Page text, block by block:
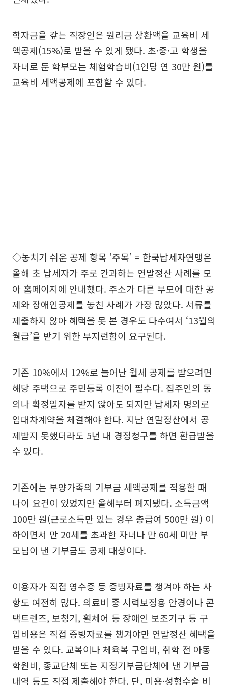
학자금을 갚는 직장인은 원리금 상환액을 교육비 세
액공제(15%)로 받을 수 있게 됐다. 초·중·고 학생을
자녀로 둔 학부모는 체험학습비(1인당 연 30만 원)를
교육비 세액공제에 포함할 수 있다.
◇놓치기 쉬운 공제 항목 ‘주목’ = 한국납세자연맹은
올해 초 납세자가 주로 간과하는 연말정산 사례를 모
아 홈페이지에 안내했다. 주소가 다른 부모에 대한 공
제와 장애인공제를 놓친 사례가 가장 많았다. 서류를
제출하지 않아 혜택을 못 본 경우도 다수여서 ‘13월의
월급’을 받기 위한 부지런함이 요구된다.
기존 10%에서 12%로 늘어난 월세 공제를 받으려면
해당 주택으로 주민등록 이전이 필수다. 집주인의 동
의나 확정일자를 받지 않아도 되지만 납세자 명의로
임대차계약을 체결해야 한다. 지난 연말정산에서 공
제받지 못했더라도 5년 내 경정청구를 하면 환급받을
수 있다.
기존에는 부양가족의 기부금 세액공제를 적용할 때
나이 요건이 있었지만 올해부터 폐지됐다. 소득금액
100만 원(근로소득만 있는 경우 총급여 500만 원) 이
하이면서 만 20세를 초과한 자녀나 만 60세 미만 부
모님이 낸 기부금도 공제 대상이다.
이용자가 직접 영수증 등 증빙자료를 챙겨야 하는 사
항도 여전히 많다. 의료비 중 시력보정용 안경이나 콘
택트렌즈, 보청기, 휠체어 등 장애인 보조기구 등 구
입비용은 직접 증빙자료를 챙겨야만 연말정산 혜택을
받을 수 있다. 교복이나 체육복 구입비, 취학 전 아동
학원비, 종교단체 또는 지정기부금단체에 낸 기부금
내역 등도 직접 제출해야 한다. 단, 미용·성형수술 비